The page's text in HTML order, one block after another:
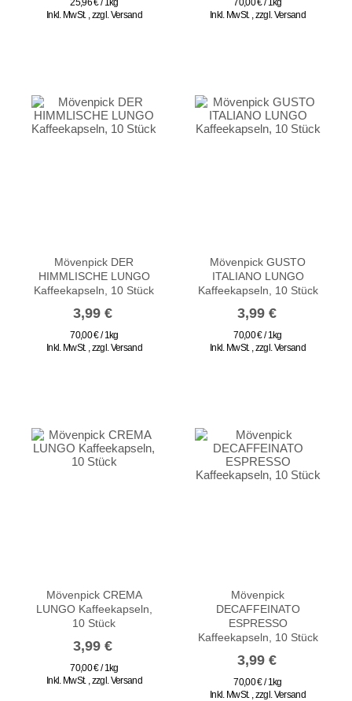
25,96 € / 1kg
Inkl. MwSt. ,zzgl.Versand
70,00 € / 1kg
Inkl. MwSt. ,zzgl.Versand
Mövenpick DER
HIMMLISCHE LUNGO
Kaffeekapseln, 10 Stück
3,99 €
70,00 € / 1kg
Inkl. MwSt. ,zzgl.Versand
Mövenpick GUSTO
ITALIANO LUNGO
Kaffeekapseln, 10 Stück
3,99 €
70,00 € / 1kg
Inkl. MwSt. ,zzgl.Versand
Mövenpick CREMA
LUNGO Kaffeekapseln,
10 Stück
3,99 €
70,00 € / 1kg
Inkl. MwSt. ,zzgl.Versand
Mövenpick
DECAFFEINATO
ESPRESSO
Kaffeekapseln, 10 Stück
3,99 €
70,00 € / 1kg
Inkl. MwSt. ,zzgl.Versand